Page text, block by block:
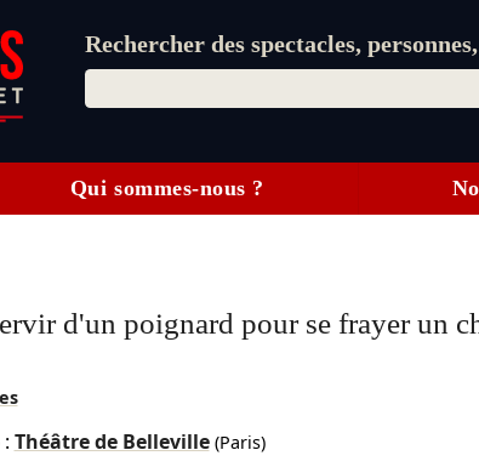
Rechercher des spectacles,
Qui sommes-nous ?
d'un poignard pour se frayer un
: Théâtre de Belleville(Paris)